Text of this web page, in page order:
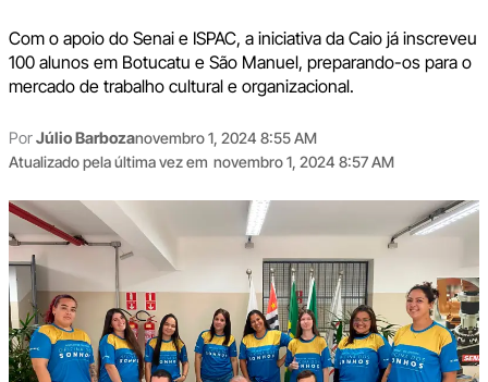
Com o apoio do Senai e ISPAC, a iniciativa da Caio já inscreveu
100 alunos em Botucatu e São Manuel, preparando-os para o
mercado de trabalho cultural e organizacional.
PorJúlio Barbozanovembro 1, 2024 8:55 AM
Atualizado pela última vez em novembro 1, 2024 8:57 AM